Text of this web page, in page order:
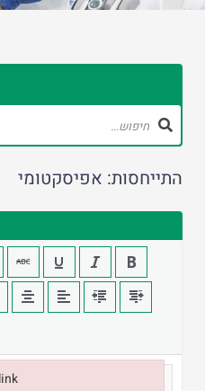
התייחסות: אפיסקטומי